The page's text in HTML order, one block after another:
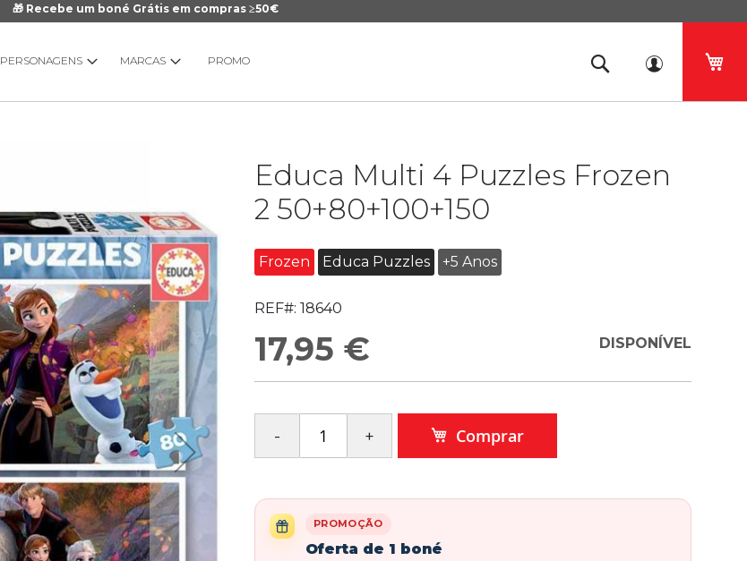
🎁 Recebe um boné Grátis em compras ≥50€
PERSONAGENS MARCAS PROMO
Educa Multi 4 Puzzles Frozen
2 50+80+100+150
Frozen Educa Puzzles +5 Anos
REF#: 18640
17,95 € DISPONÍVEL
Comprar
PROMOÇÃO
Oferta de 1 boné
início
Galeria
imagens